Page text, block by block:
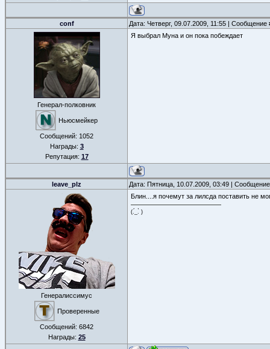
conf Дата: Четверг, 09.07.2009, 11:55 | Сообщение
Генерал-полковник
Ньюсмейкер
Сообщений: 1052
Награды: 3
Репутация: 17
Я выбрал Муна и он пока побеждает
leave_plz Дата: Пятница, 10.07.2009, 03:49 |
Генералиссимус
Проверенные
Сообщений: 6842
Награды: 25
Блин....я почемут за лилсда поставить не
(.́_.̀ )